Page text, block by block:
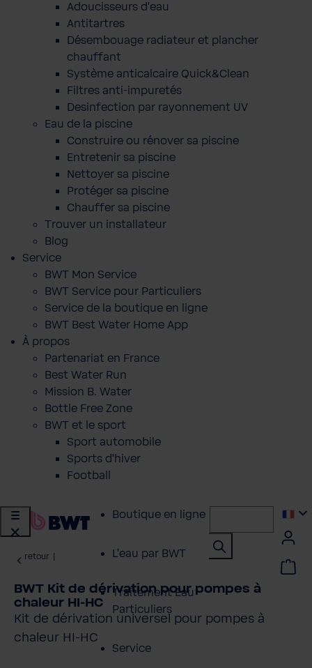
Adoucisseurs d'eau
Antitartres
Désembouage radiateur et plancher
chauffant
Système anticalcaire Quick&Clean
Filtres anti-impuretés
Desinfection par rayonnement UV
Eau de la piscine
Construire ou rénover sa piscine
Entretenir sa piscine
Nettoyer sa piscine
Protéger sa piscine
Chauffer sa piscine
Trouver un installateur
Blog
Service
BWT Mon Service
BWT Service pour Particuliers
Service de la boutique en ligne
BWT Best Water Home App
À propos
Partenariat en France
Best Water Run
Mission B. Water
Bottle Free Zone
BWT et le sport
Sport automobile
Sports d'hiver
Football
Boutique en ligne
L'eau par BWT
Traitement Eau
Particuliers
Service
retour
BWT Kit de dérivation pour pompes à
chaleur HI-HC
Kit de dérivation universel pour pompes à
chaleur HI-HC